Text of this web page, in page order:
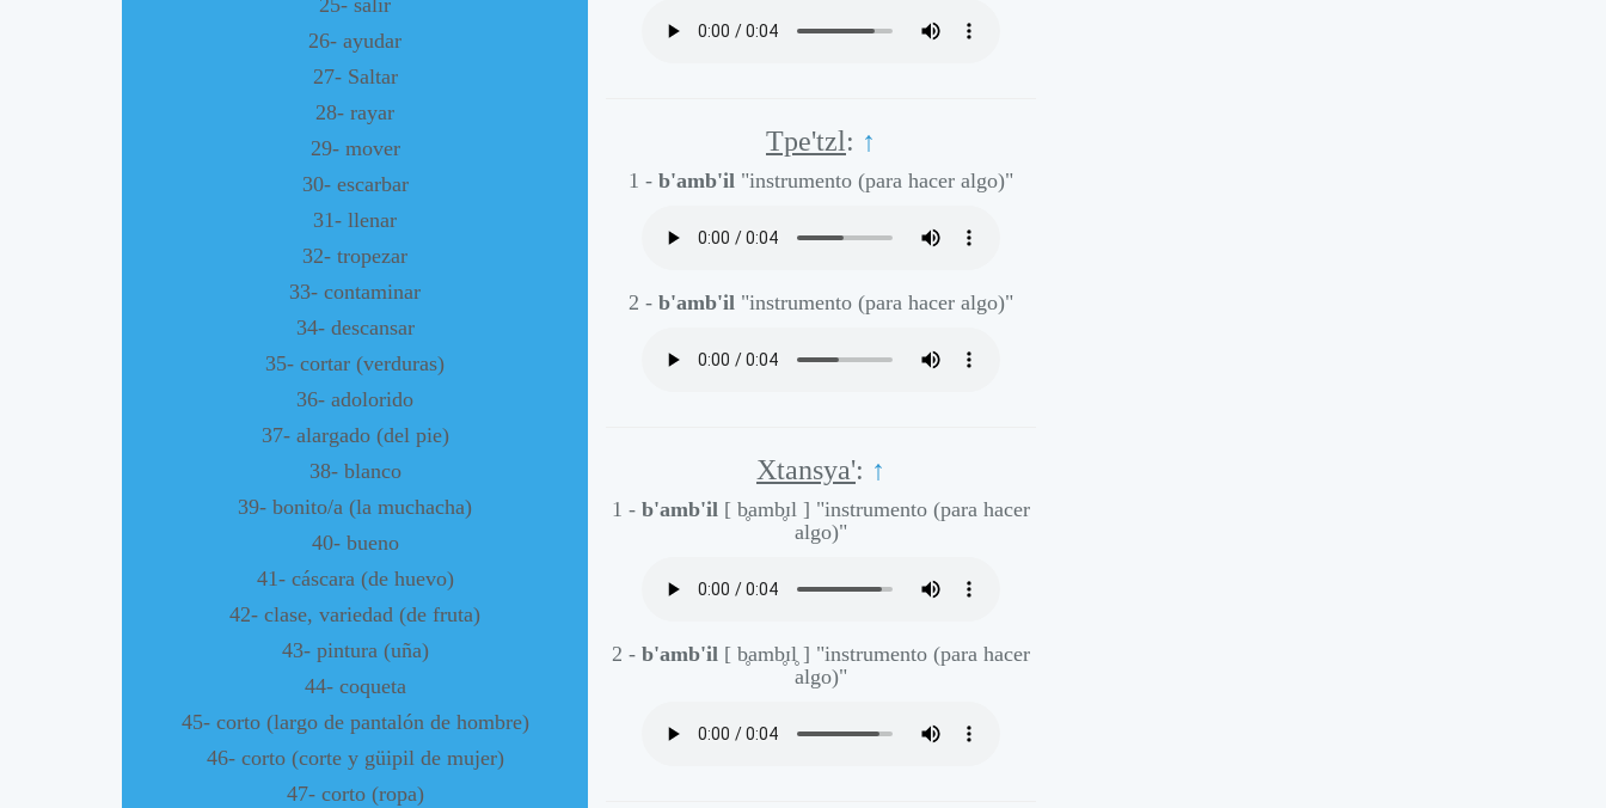
25- salir
26- ayudar
27- Saltar
28- rayar
29- mover
30- escarbar
31- llenar
32- tropezar
33- contaminar
34- descansar
35- cortar (verduras)
36- adolorido
37- alargado (del pie)
38- blanco
39- bonito/a (la muchacha)
40- bueno
41- cáscara (de huevo)
42- clase, variedad (de fruta)
43- pintura (uña)
44- coqueta
45- corto (largo de pantalón de hombre)
46- corto (corte y güipil de mujer)
47- corto (ropa)
Tpe'tzl: ↑
1 - b'amb'il "instrumento (para hacer algo)"
2 - b'amb'il "instrumento (para hacer algo)"
Xtansya': ↑
1 - b'amb'il [ b̥amb̥ɪl ] "instrumento (para hacer
algo)"
2 - b'amb'il [ b̥amb̥ɪl̥ ] "instrumento (para hacer
algo)"